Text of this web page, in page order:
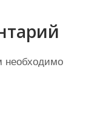
необходимо